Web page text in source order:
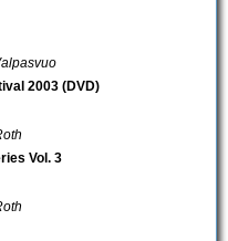
2003 (DVD)
Vol. 3